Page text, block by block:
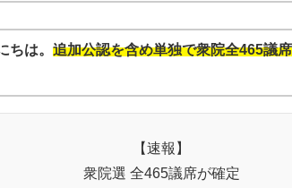
ちは。 追加公認を含め単独で衆院全465議
【速報】
衆院選 全465議席が確定